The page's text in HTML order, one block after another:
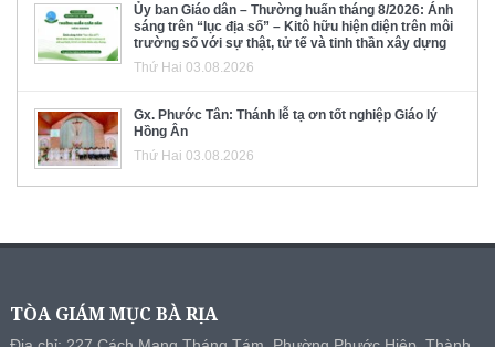
Ủy ban Giáo dân – Thường huấn tháng 8/2026: Ánh
sáng trên “lục địa số” – Kitô hữu hiện diện trên môi
trường số với sự thật, tử tế và tinh thần xây dựng
Thứ Hai 03.08.2026
Gx. Phước Tân: Thánh lễ tạ ơn tốt nghiệp Giáo lý
Hồng Ân
Thứ Hai 03.08.2026
TÒA GIÁM MỤC BÀ RỊA